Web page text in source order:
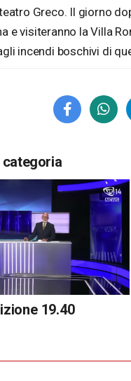
Greco. Il giorno
e visiteranno la Villa
incendi boschivi di
categoria
19.40